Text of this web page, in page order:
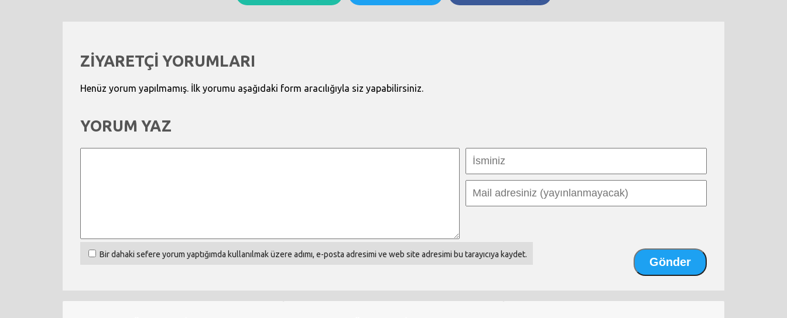
ZİYARETÇİ YORUMLARI
Henüz yorum yapılmamış. İlk yorumu aşağıdaki form aracılığıyla siz yapabilirsiniz.
YORUM YAZ
Bir dahaki sefere yorum yaptığımda kullanılmak üzere adımı, e-posta adresimi ve web site adresimi bu tarayıcıya kaydet.